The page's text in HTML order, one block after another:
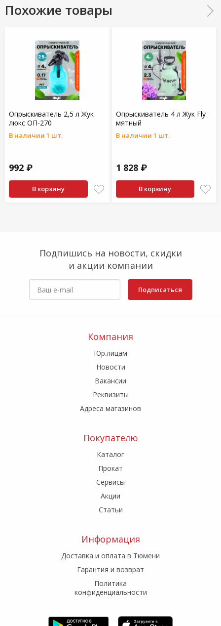
Похожие товары
Опрыскиватель 2,5 л Жук
люкс ОП-270
В наличии 1 шт.
992 ₽
В корзину
Опрыскиватель 4 л Жук Fly
мятный
В наличии 1 шт.
1 828 ₽
В корзину
Подпишись на новости, скидки
и акции компании
Подписаться
Компания
Юр.лицам
Новости
Вакансии
Реквизиты
Адреса магазинов
Покупателю
Каталог
Прокат
Сервисы
Акции
Статьи
Информация
Доставка и оплата в Тюмени
Гарантия и возврат
Политика
конфиденциальности